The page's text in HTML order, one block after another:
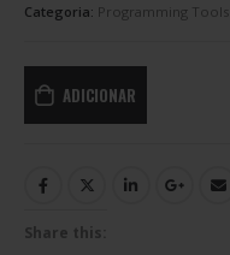
Categoria: Programming Tools
ADICIONAR
Share this: